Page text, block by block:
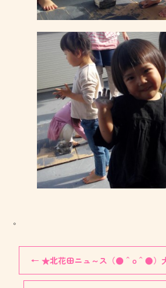
。
← ★北花田ニュ～ス（●＾o＾●）